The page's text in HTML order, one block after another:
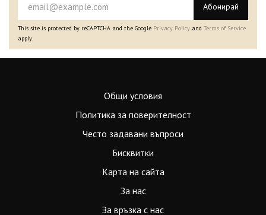
Абонирай
This site is protected by reCAPTCHA and the Google Privacy Policy and Terms of Service
apply.
Общи условия
Политика за поверителност
Често задавани въпроси
Бисквитки
Карта на сайта
За нас
За връзка с нас